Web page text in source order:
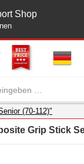
Shop
(70-112)"
Grip Stick